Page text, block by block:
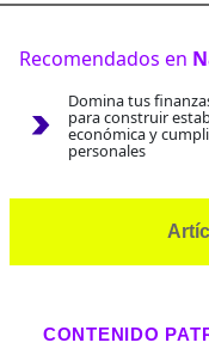
Recomendados en
Domina tus
para construir
económica y
personales
CONTENIDO